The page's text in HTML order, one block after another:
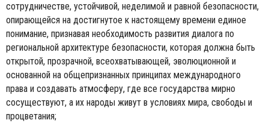
сотрудничестве, устойчивой, неделимой и равной безопасности,
опирающейся на достигнутое к настоящему времени единое
понимание, признавая необходимость развития диалога по
региональной архитектуре безопасности, которая должна быть
открытой, прозрачной, всеохватывающей, эволюционной и
основанной на общепризнанных принципах международного
права и создавать атмосферу, где все государства мирно
сосуществуют, а их народы живут в условиях мира, свободы и
процветания;